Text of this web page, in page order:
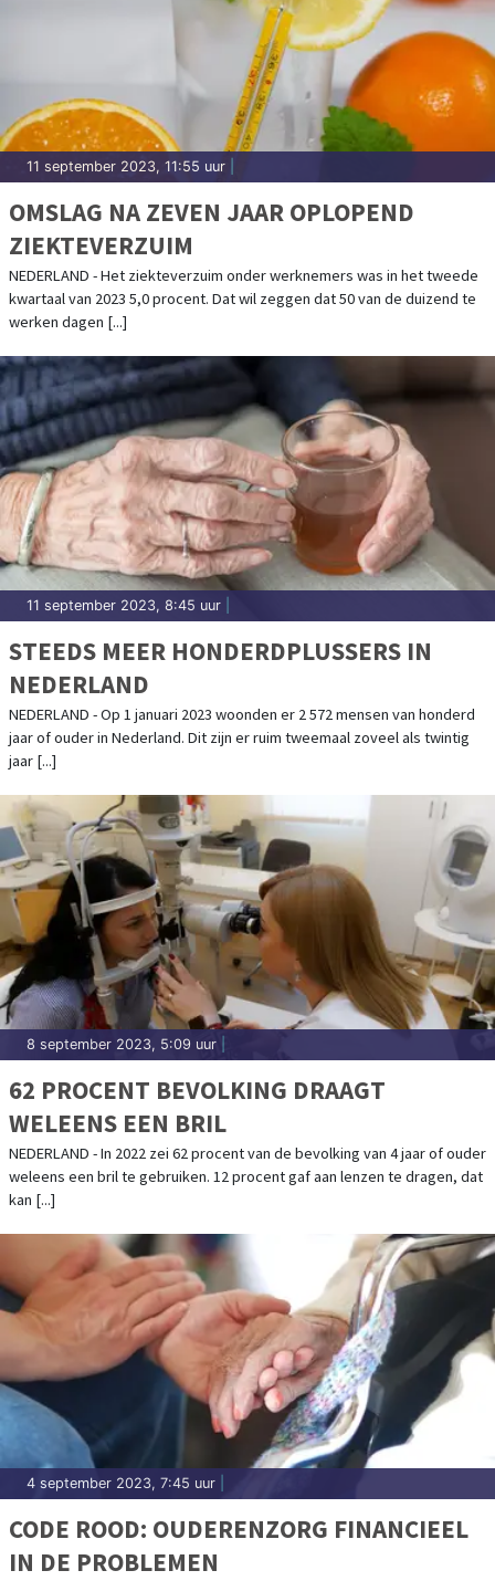
11 september 2023, 11:55 uur
OMSLAG NA ZEVEN JAAR OPLOPEND
ZIEKTEVERZUIM
NEDERLAND - Het ziekteverzuim onder werknemers was in het tweede
kwartaal van 2023 5,0 procent. Dat wil zeggen dat 50 van de duizend te
werken dagen [...]
11 september 2023, 8:45 uur
STEEDS MEER HONDERDPLUSSERS IN
NEDERLAND
NEDERLAND - Op 1 januari 2023 woonden er 2 572 mensen van honderd
jaar of ouder in Nederland. Dit zijn er ruim tweemaal zoveel als twintig
jaar [...]
8 september 2023, 5:09 uur
62 PROCENT BEVOLKING DRAAGT
WELEENS EEN BRIL
NEDERLAND - In 2022 zei 62 procent van de bevolking van 4 jaar of ouder
weleens een bril te gebruiken. 12 procent gaf aan lenzen te dragen, dat
kan [...]
4 september 2023, 7:45 uur
CODE ROOD: OUDERENZORG FINANCIEEL
IN DE PROBLEMEN